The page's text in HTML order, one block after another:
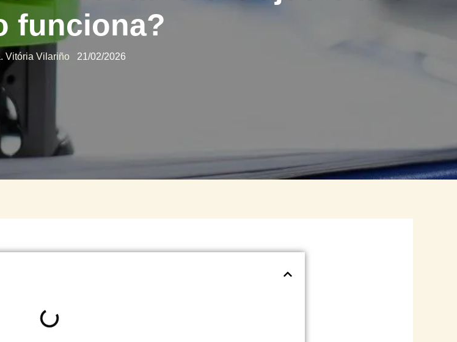
funciona?
Vitória Vilariño 21/02/2026